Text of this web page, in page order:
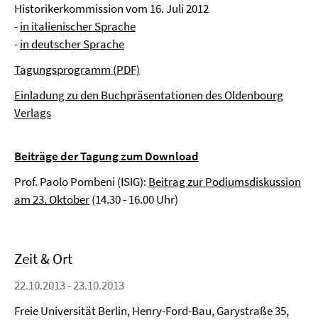
Historikerkommission vom 16. Juli 2012
-in italienischer Sprache
-in deutscher Sprache
Tagungsprogramm (PDF)
Einladung zu den Buchpräsentationen des Oldenbourg
Verlags
Beiträge der Tagung zum Download
Prof. Paolo Pombeni (ISIG): Beitrag zur Podiumsdiskussion
am 23. Oktober(14.30 - 16.00 Uhr)
Zeit & Ort
22.10.2013 - 23.10.2013
Freie Universität Berlin, Henry-Ford-Bau, Garystraße 35,